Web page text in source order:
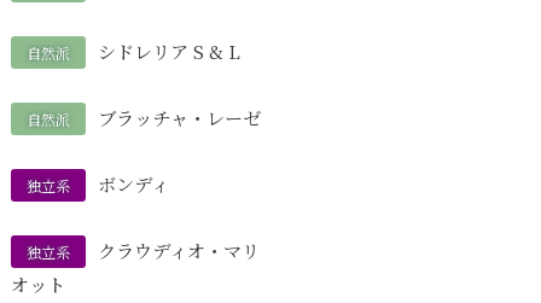
自然派 シドレリア S & L
自然派 ブラッチャ・レーゼ
独立系 ボンディ
独立系
クラウディオ・マリ
オット